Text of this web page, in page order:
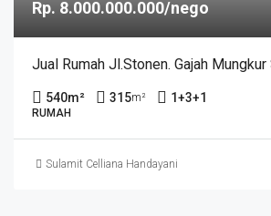
Rp. 8.000.000.000/nego
540m² 315m² 1+3+1
RUMAH
Sulamit Celliana Handayani